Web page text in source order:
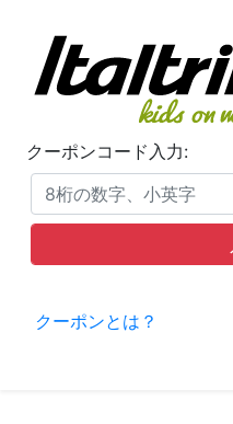
クーポンコード入力:
クーポンとは？